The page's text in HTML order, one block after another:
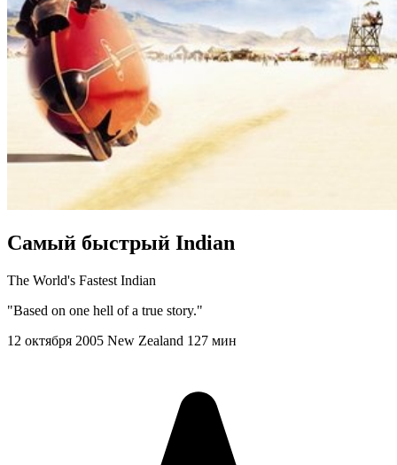
Самый быстрый Indian
The World's Fastest Indian
"Based on one hell of a true story."
12 октября 2005 New Zealand 127 мин